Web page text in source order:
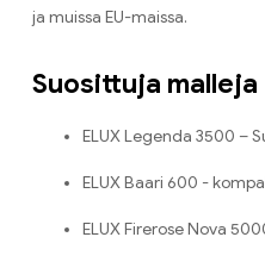
ja muissa EU-maissa.
Suosittuja malleja
ELUX Legenda 3500 –
ELUX Baari 600 -
ELUX Firerose Nova